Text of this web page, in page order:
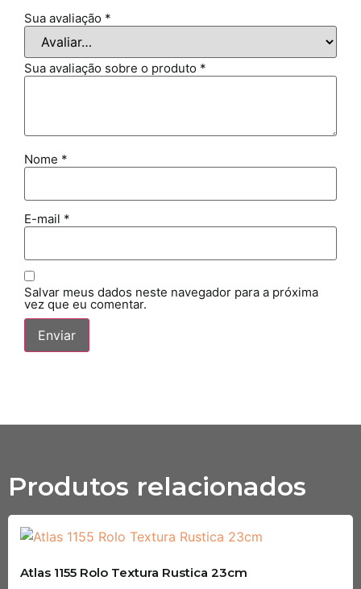
Sua avaliação *
Sua avaliação sobre o produto *
Nome *
E-mail *
Salvar meus dados neste navegador para a próxima
vez que eu comentar.
Produtos relacionados
Atlas 1155 Rolo Textura Rustica 23cm